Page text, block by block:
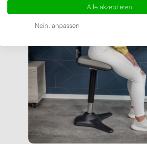
besser konzentrieren.Alle akzeptieren
Nein, anpassen